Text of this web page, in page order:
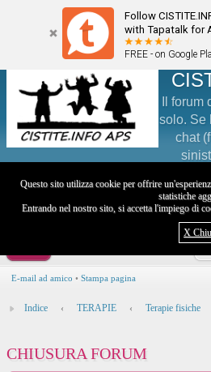
Follow
with Tapatalk for
FREE - on Google
Il
solo. Se
chat
E-mail ad amico • Stampa pagina
Indice ‹ TERAPIE ‹ Terapie fisiche
CHIUSURA FORUM
Questo sito utilizza cookie per offrire
statistiche
Entrando nel nostro sito, si accetta l'impiego di
X